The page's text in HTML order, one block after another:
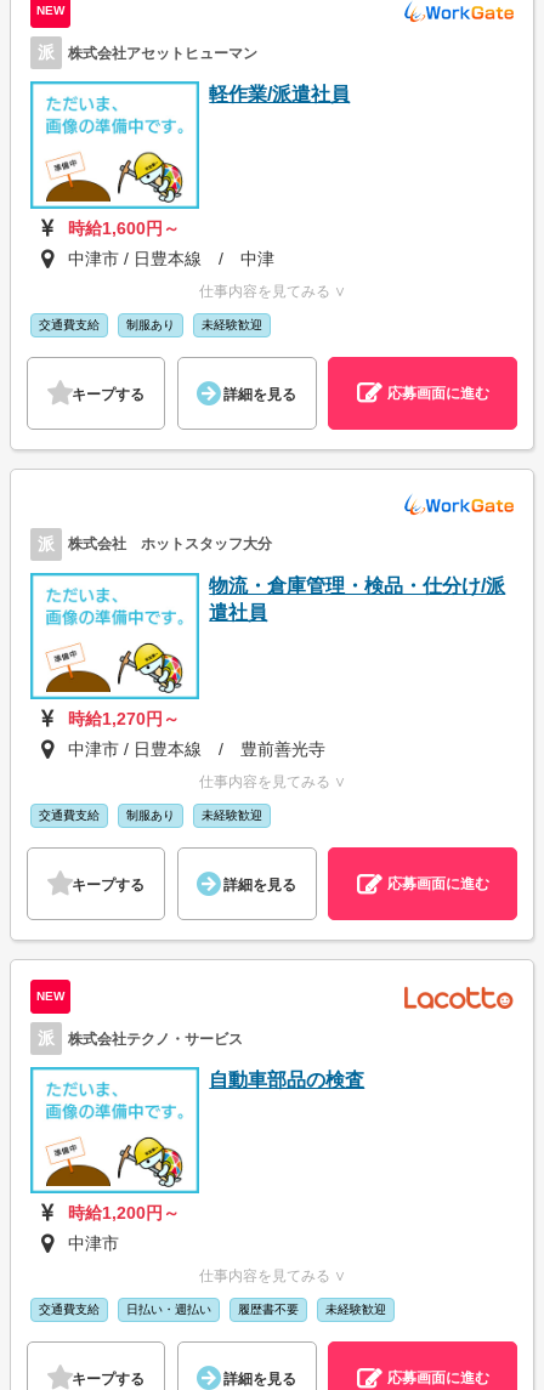
NEW
派 株式会社アセットヒューマン
軽作業/派遣社員
時給1,600円～
中津市 / 日豊本線 / 中津
仕事内容を見てみる ∨
交通費支給 制服あり 未経験歓迎
キープする 詳細を見る 応募画面に進む
派 株式会社 ホットスタッフ大分
物流・倉庫管理・検品・仕分け/派
遣社員
時給1,270円～
中津市 / 日豊本線 / 豊前善光寺
仕事内容を見てみる ∨
交通費支給 制服あり 未経験歓迎
キープする 詳細を見る 応募画面に進む
NEW
派 株式会社テクノ・サービス
自動車部品の検査
時給1,200円～
中津市
仕事内容を見てみる ∨
交通費支給 日払い・週払い 履歴書不要 未経験歓迎
キープする 詳細を見る 応募画面に進む